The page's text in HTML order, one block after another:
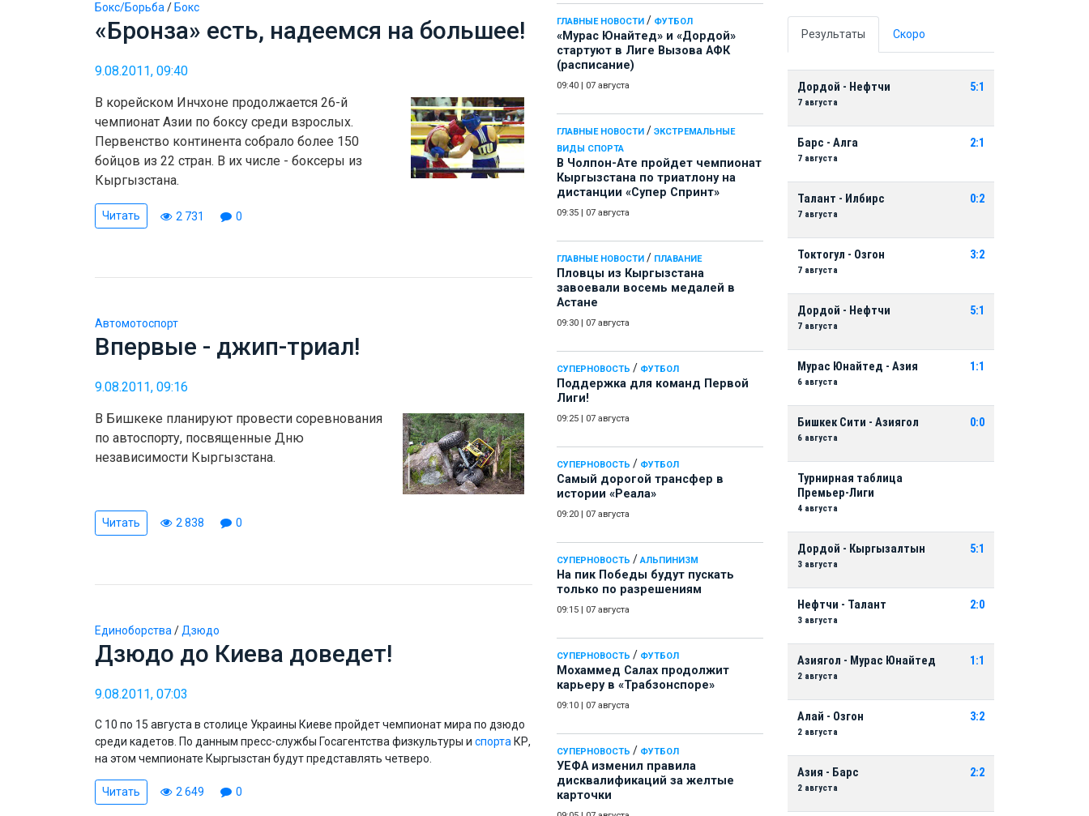
ГЛАВНЫЕ НОВОСТИ / ФУТБОЛ
«Мурас Юнайтед» и «Дордой»
стартуют в Лиге Вызова АФК
(расписание)
09:40 07 августа
ГЛАВНЫЕ НОВОСТИ / ЭКСТРЕМАЛЬНЫЕ
ВИДЫ СПОРТА
В Чолпон-Ате пройдет чемпионат
Кыргызстана по триатлону на
дистанции «Супер Спринт»
09:35 07 августа
ГЛАВНЫЕ НОВОСТИ / ПЛАВАНИЕ
Пловцы из Кыргызстана
завоевали восемь медалей в
Астане
09:30 07 августа
СУПЕРНОВОСТЬ / ФУТБОЛ
Поддержка для команд Первой
Лиги!
09:25 07 августа
СУПЕРНОВОСТЬ / ФУТБОЛ
Самый дорогой трансфер в
истории «Реала»
09:20 07 августа
СУПЕРНОВОСТЬ / АЛЬПИНИЗМ
На пик Победы будут пускать
только по разрешениям
09:15 07 августа
СУПЕРНОВОСТЬ / ФУТБОЛ
Мохаммед Салах продолжит
карьеру в «Трабзонспоре»
09:10 07 августа
СУПЕРНОВОСТЬ / ФУТБОЛ
УЕФА изменил правила
дисквалификаций за желтые
карточки
Бокс/Борьба / Бокс
«Бронза» есть, надеемся на большее!
9.08.2011, 09:40
В корейском Инчхоне продолжается 26-й
чемпионат Азии по боксу среди взрослых.
Первенство континента собрало более 150
бойцов из 22 стран. В их числе - боксеры из
Кыргызстана.
Читать 2 731 0
Автомотоспорт
Впервые - джип-триал!
9.08.2011, 09:16
В Бишкеке планируют провести соревнования
по автоспорту, посвященные Дню
независимости Кыргызстана.
Читать 2 838 0
Единоборства / Дзюдо
Дзюдо до Киева доведет!
9.08.2011, 07:03
С 10 по 15 августа в столице Украины Киеве пройдет чемпионат мира по дзюдо
среди кадетов. По данным пресс-службы Госагентства физкультуры и спорта КР,
на этом чемпионате Кыргызстан будут представлять четверо.
Читать 2 649 0
Результаты Скоро
Дордой - Нефтчи
7 августа
5:1
Барс - Алга
7 августа
2:1
Талант - Илбирс
7 августа
0:2
Токтогул - Озгон
7 августа
3:2
Дордой - Нефтчи
7 августа
5:1
Мурас Юнайтед - Азия
6 августа
1:1
Бишкек Сити - Азиягол
6 августа
0:0
Турнирная таблица
Премьер-Лиги
4 августа
Дордой - Кыргызалтын
3 августа
5:1
Нефтчи - Талант
3 августа
2:0
Азиягол - Мурас Юнайтед
2 августа
1:1
Алай - Озгон
2 августа
3:2
Азия - Барс
2 августа
2:2